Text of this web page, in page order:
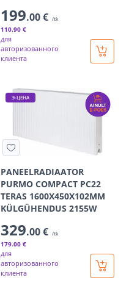
199.00 € /tk
110.90 €
для
авторизованного
клиента
Э-ЦЕНА
PANEELRADIAATOR
PURMO COMPACT PC22
TERAS 1600X450X102MM
KÜLGÜHENDUS 2155W
329.00 € /tk
179.00 €
для
авторизованного
клиента